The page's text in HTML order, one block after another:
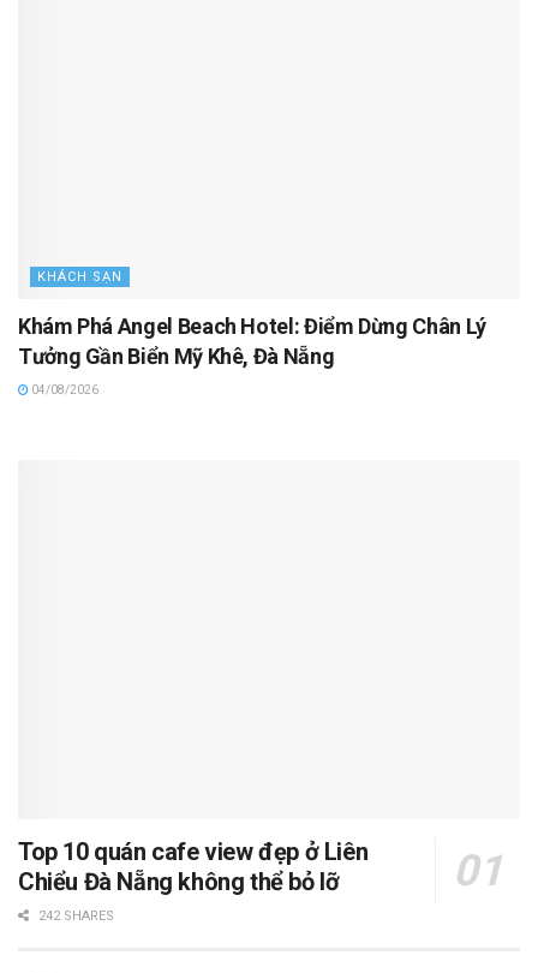
KHÁCH SẠN
Khám Phá Angel Beach Hotel: Điểm Dừng Chân Lý
Tưởng Gần Biển Mỹ Khê, Đà Nẵng
04/08/2026
Top 10 quán cafe view đẹp ở Liên
Chiểu Đà Nẵng không thể bỏ lỡ
242 SHARES